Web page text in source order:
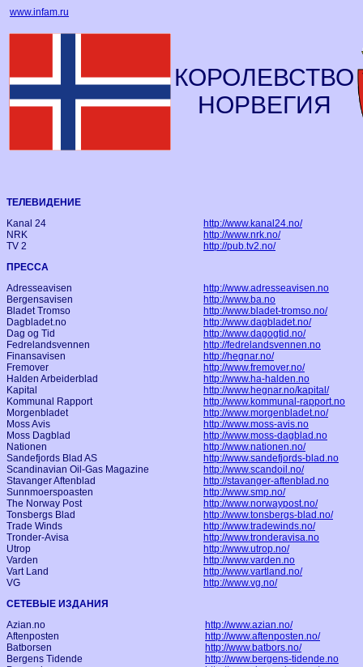
www.infam.ru
КОРОЛЕВСТВО
НОРВЕГИЯ
ТЕЛЕВИДЕНИЕ
Kanal 24
http://www.kanal24.no/
NRK
http://www.nrk.no/
TV 2
http://pub.tv2.no/
ПРЕССА
Adresseavisen
http://www.adresseavisen.no
Bergensavisen
http://www.ba.no
Bladet Tromso
http://www.bladet-tromso.no/
Dagbladet.no
http://www.dagbladet.no/
Dag og Tid
http://www.dagogtid.no/
Fedrelandsvennen
http://fedrelandsvennen.no
Finansavisen
http://hegnar.no/
Fremover
http://www.fremover.no/
Halden Arbeiderblad
http://www.ha-halden.no
Kapital
http://www.hegnar.no/kapital/
Kommunal Rapport
http://www.kommunal-rapport.no
Morgenbladet
http://www.morgenbladet.no/
Moss Avis
http://www.moss-avis.no
Moss Dagblad
http://www.moss-dagblad.no
Nationen
http://www.nationen.no/
Sandefjords Blad AS
http://www.sandefjords-blad.no
Scandinavian Oil-Gas Magazine
http://www.scandoil.no/
Stavanger Aftenblad
http://stavanger-aftenblad.no
Sunnmoerspoasten
http://www.smp.no/
The Norway Post
http://www.norwaypost.no/
Tonsbergs Blad
http://www.tonsbergs-blad.no/
Trade Winds
http://www.tradewinds.no/
Tronder-Avisa
http://www.tronderavisa.no
Utrop
http://www.utrop.no/
Varden
http://www.varden.no
Vart Land
http://www.vartland.no/
VG
http://www.vg.no/
СЕТЕВЫЕ ИЗДАНИЯ
Azian.no
http://www.azian.no/
Aftenposten
http://www.aftenposten.no/
Batborsen
http://www.batbors.no/
Bergens Tidende
http://www.bergens-tidende.no